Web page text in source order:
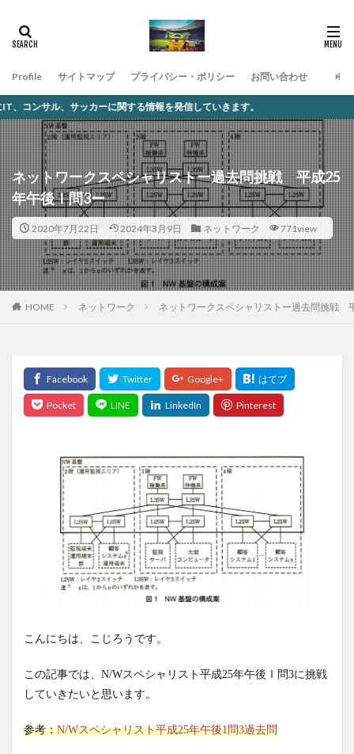
Profile サイトマップ プライバシー・ポリシー お問い合わせ
に関する情報を発信していきます。
ネットワークスペシャリストー過去問挑戦 平成25
年午後Ⅰ問3ー
2020年7月22日 2024年3月9日 ネットワーク 771view
HOME ネットワーク ネットワークスペシャリストー過去問挑戦
こんにちは、こじろうです。
この記事では、N/Wスペシャリスト平成25年午後Ⅰ問3に挑戦
していきたいと思います。
参考：N/Wスペシャリスト平成25年午後1問3過去問